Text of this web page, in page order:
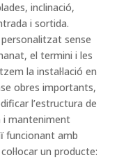
inclinació,
i sortida.
sense
el termini i les
la instal·lació en
obres importants,
l’estructura de
i manteniment
funcionant amb
un producte: